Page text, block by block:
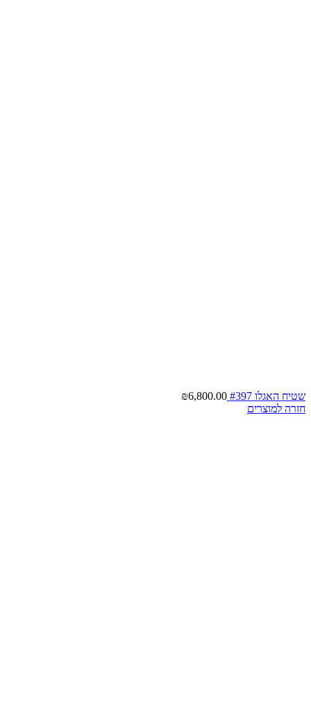
שטיח האגלו #397 ₪6,800.00
חזרה למוצרים